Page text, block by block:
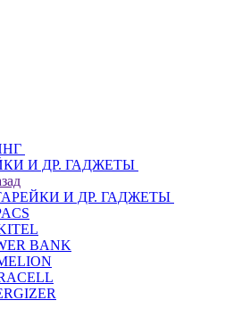
И ДР. ГАДЖЕТЫ
И ДР. ГАДЖЕТЫ
BANK